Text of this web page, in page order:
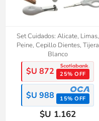
Set Cuidados: Alicate, Limas,
Peine, Cepillo Dientes, Tijera
Blanco
$U 872 25% OFF
$U 988 15% OFF
$U 1.162